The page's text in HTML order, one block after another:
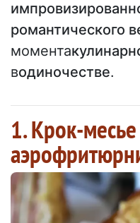
романтического
момента
водиночестве.
1. Крок-